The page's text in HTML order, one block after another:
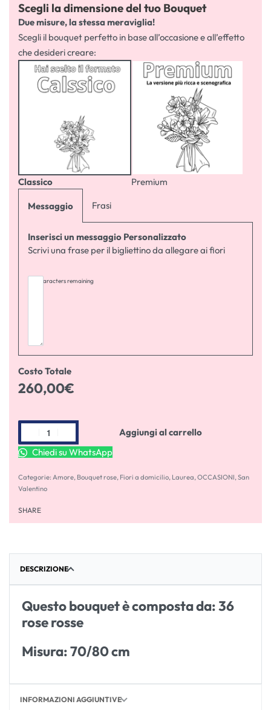
Scegli la dimensione del tuo Bouquet
Due misure, la stessa meraviglia!
Scegli il bouquet perfetto in base all’occasione e all’effetto
che desideri creare:
Classico Premium
Messaggio Frasi
Inserisci un messaggio Personalizzato
Scrivi una frase per il bigliettino da allegare ai fiori
characters remaining
Costo Totale
260,00€
Aggiungi al carrello
Chiedi su WhatsApp
Categorie: Amore, Bouquet rose, Fiori a domicilio, Laurea,OCCASIONI,San
Valentino
SHARE
DESCRIZIONE
Questo bouquet è composta da: 36
rose rosse
Misura: 70/80 cm
INFORMAZIONI AGGIUNTIVE